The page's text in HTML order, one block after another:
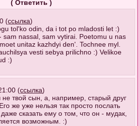
( Ответить )
(ссылка)
tol'ko odin, da i tot po mladosti let :)
sam nassal, sam vytirai. Poetomu u nas
unitaz kazhdyi den'. Tochnee myl.
vesti sebya prilichno :) Velikoe
:)
(ссылка)
твой сын, а, например, старый друг
же уже нельзя так просто послать
сказать ему о том, что он - мудак,
возможным. :)